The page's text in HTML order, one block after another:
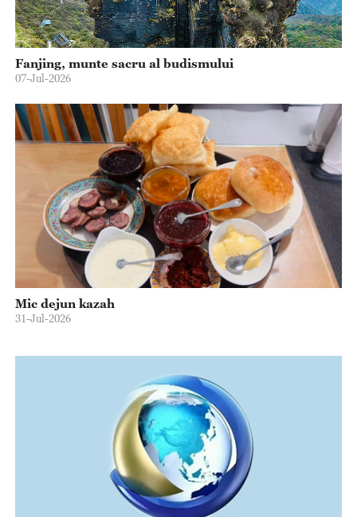
Fanjing, munte sacru al budismului
07-Jul-2026
Mic dejun kazah
31-Jul-2026